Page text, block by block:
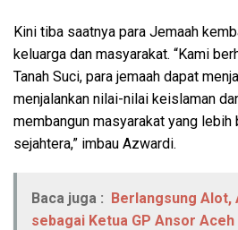
Kini tiba saatnya para Jemaah
keluarga dan masyarakat. “Kami
Tanah Suci, para jemaah dapat
menjalankan nilai-nilai keislaman
membangun masyarakat yang lebih
sejahtera,” imbau Azwardi.
Baca juga : Berlangsung Alot,
sebagai Ketua GP Ansor